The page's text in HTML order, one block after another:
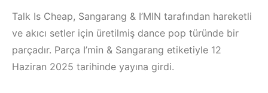
Talk Is Cheap, Sangarang & I’MIN tarafından hareketli
ve akıcı setler için üretilmiş dance pop türünde bir
parçadır. Parça I’min & Sangarang etiketiyle 12
Haziran 2025 tarihinde yayına girdi.